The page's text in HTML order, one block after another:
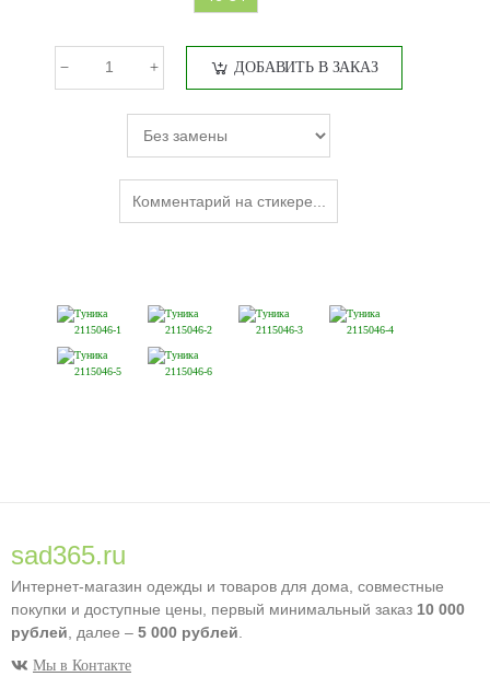
ДОБАВИТЬ В ЗАКАЗ
sad365.ru
Интернет-магазин одежды и товаров для дома, совместные
покупки и доступные цены, первый минимальный заказ 10 000
рублей , далее – 5 000 рублей
Мы в Контакте